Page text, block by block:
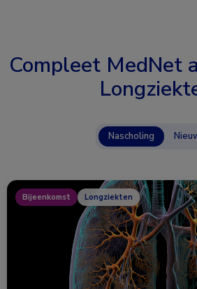
Compleet MedNet
Nascholing
Bijeenkomst Longziekten